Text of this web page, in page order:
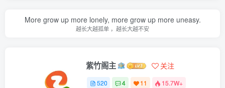
More grow up more lonely, more grow up more uneasy.
越长大越孤单 ，越长大越不安
紫竹阁主 关注
520 4 11 15.7W+